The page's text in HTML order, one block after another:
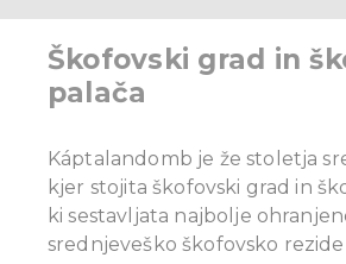
Škofovski grad in
palača
Káptalandomb je že stoletja
kjer stojita škofovski grad in
ki sestavljata najbolje
srednjeveško škofovsko